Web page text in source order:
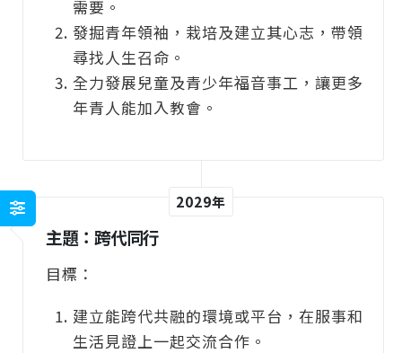
需要。
發掘青年領袖，栽培及建立其心志，帶領
尋找人生召命。
全力發展兒童及青少年福音事工，讓更多
年青人能加入教會。
2029年
主題：跨代同行
目標：
建立能跨代共融的環境或平台，在服事和
生活見證上一起交流合作。